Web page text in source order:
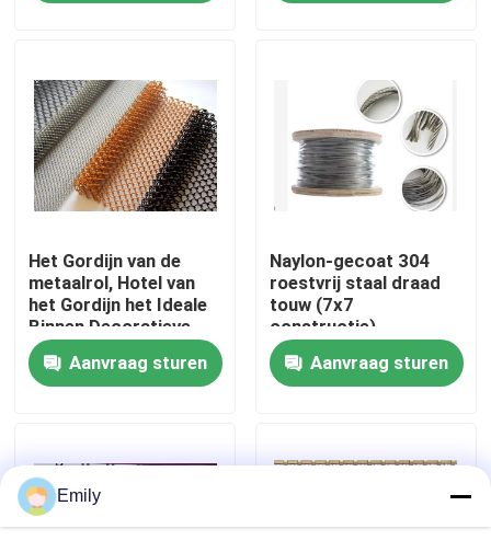
Fabriekstocht
Kwaliteitscontrole
Neem contact met ons op
Nieuws
Het uitgebreide Netwerk van de Metaaldraad
Het Gordijn van de
metaalrol, Hotel van
het Gordijn het Ideale
Binnen Decoratieve
Mesh For Your Home
And van het Rolgordijn
Aanvraag sturen
Naylon-gecoat 304
roestvrij staal draad
touw (7x7
constructie)
Aanvraag sturen
Emily